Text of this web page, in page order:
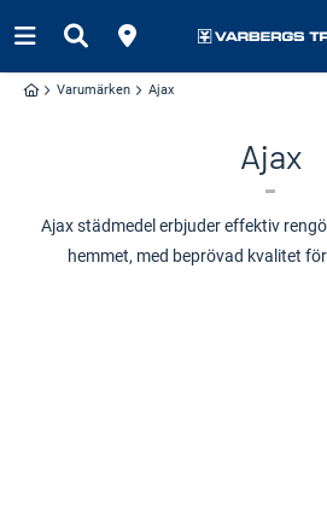
Varumärken Ajax
Ajax
Ajax städmedel erbjuder effektiv
hemmet, med beprövad kvalitet